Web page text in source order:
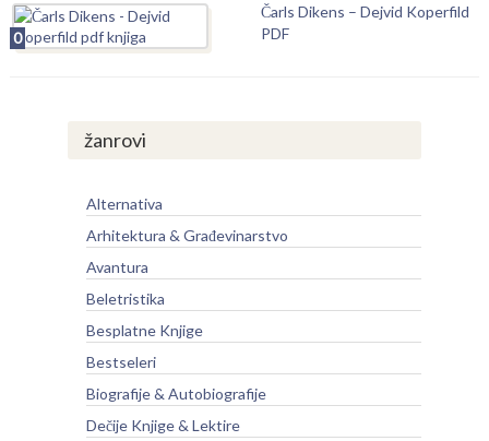
0
Čarls Dikens – Dejvid Koperfild
PDF
žanrovi
Alternativa
Arhitektura & Građevinarstvo
Avantura
Beletristika
Besplatne Knjige
Bestseleri
Biografije & Autobiografije
Dečije Knjige & Lektire